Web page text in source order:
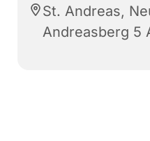
St. Andreas,
Andreasberg 5